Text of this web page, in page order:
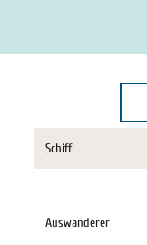
Schiff
Auswanderer